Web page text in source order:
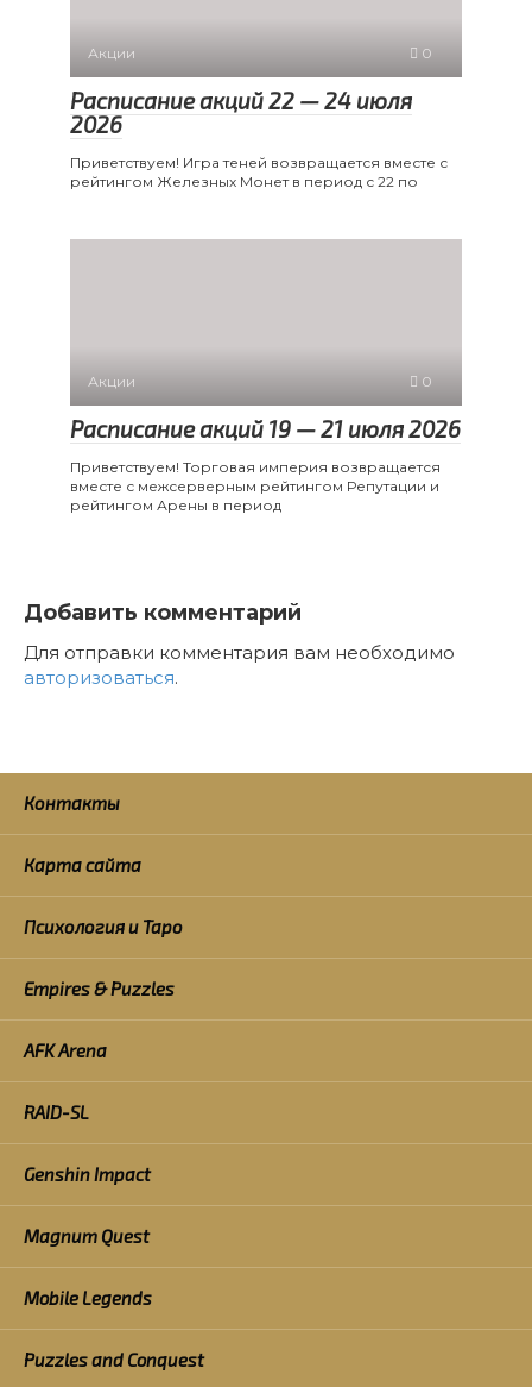
Акции 0
Расписание акций 22 — 24 июля
2026
Приветствуем! Игра теней возвращается вместе с
рейтингом Железных Монет в период с 22 по
Акции 0
Расписание акций 19 — 21 июля 2026
Приветствуем! Торговая империя возвращается
вместе с межсерверным рейтингом Репутации и
рейтингом Арены в период
Добавить комментарий
Для отправки комментария вам необходимо
авторизоваться.
Контакты
Карта сайта
Психология и Таро
Empires & Puzzles
AFK Arena
RAID-SL
Genshin Impact
Magnum Quest
Mobile Legends
Puzzles and Conquest